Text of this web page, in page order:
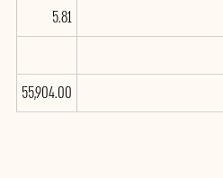
5.81
55,904.00